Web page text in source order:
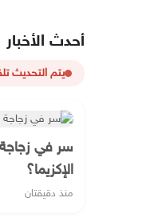
أحدث الأخبار
يتم التحديث
سر في
الإكزيما؟
منذ دقيقتان